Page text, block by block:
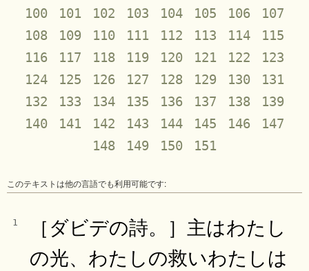
100
101 102 103 104 105 106
107
108
109 110 111 112 113 114
115
116
117 118 119 120 121 122
123
124
125 126 127 128 129 130
131
132
133 134 135 136 137 138
139
140
141 142 143 144 145 146
147
148
149 150 151
このテキストは他の言語でも利用可能です:
1
［ダビデの詩。］主はわたし
の光、わたしの救いわたしは